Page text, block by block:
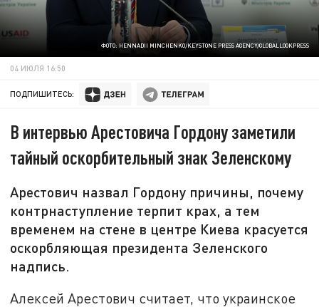
ФОТО: HENNADII MINCHENKO/KEYSTONE PRESS AGENCY/GLOBALLOOKPRESS
04 ИЮЛЯ 16:50
ПОДПИШИТЕСЬ:
В интервью Арестовича Гордону заметили
тайный оскорбительный знак Зеленскому
Арестович назвал Гордону причины, почему
контрнаступление терпит крах, а тем
временем на стене в центре Киева красуется
оскорбляющая президента Зеленского
надпись.
Алексей Арестович считает, что украинское